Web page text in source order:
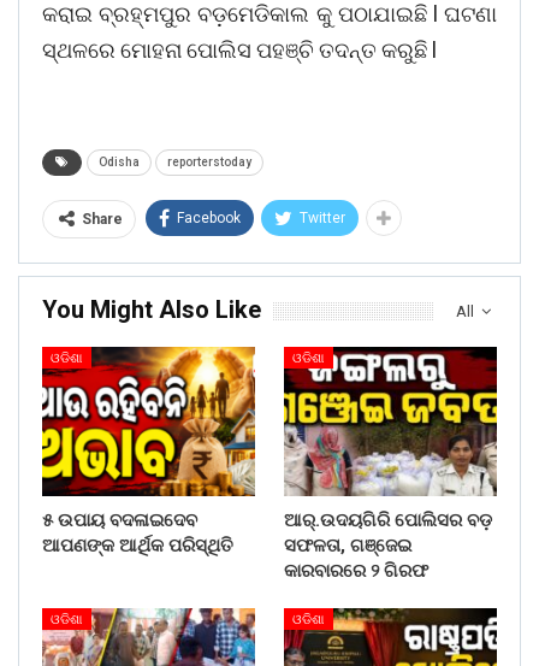
କରାଇ ବ୍ରହ୍ମପୁର ବଡ଼ମେଡିକାଲ କୁ ପଠାଯାଇଛି l ଘଟଣା
ସ୍ଥଳରେ ମୋହନା ପୋଲିସ ପହଞ୍ଚି ତଦନ୍ତ କରୁଛି l
Odisha reporterstoday
Share Facebook Twitter
All
You Might Also Like
ଓଡିଶା
୫ ଉପାୟ ବଦଳାଇଦେବ
ଆପଣଙ୍କ ଆର୍ଥିକ ପରିସ୍ଥିତି
ଓଡିଶା
ଆର୍.ଉଦୟଗିରି ପୋଲିସର ବଡ଼
ସଫଳତା, ଗଞ୍ଜେଇ
କାରବାରରେ ୨ ଗିରଫ
ଓଡିଶା ଓଡିଶା